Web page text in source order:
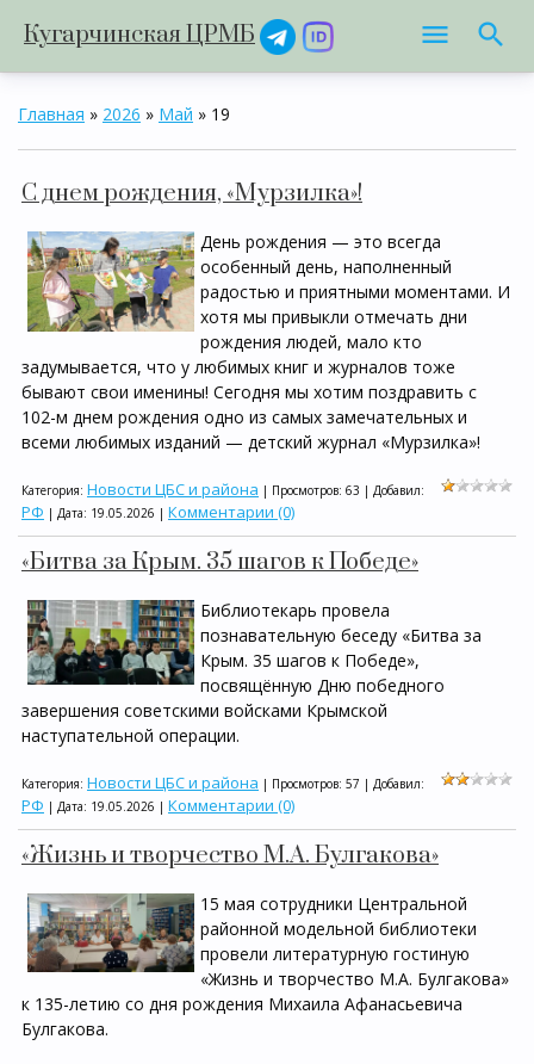
Кугарчинская ЦРМБ
Главная » 2026 » Май » 19
С днем рождения, «Мурзилка»!
День рождения — это всегда
особенный день, наполненный
радостью и приятными моментами. И
хотя мы привыкли отмечать дни
рождения людей, мало кто
задумывается, что у любимых книг и журналов тоже
бывают свои именины! Сегодня мы хотим поздравить с
102-м днем рождения одно из самых замечательных и
всеми любимых изданий — детский журнал «Мурзилка»!
Категория: Новости ЦБС и района | Просмотров: 63 | Добавил:
РФ | Дата: 19.05.2026 | Комментарии (0)
«Битва за Крым. 35 шагов к Победе»
Библиотекарь провела
познавательную беседу «Битва за
Крым. 35 шагов к Победе»,
посвящённую Дню победного
завершения советскими войсками Крымской
наступательной операции.
Категория: Новости ЦБС и района | Просмотров: 57 | Добавил:
РФ | Дата: 19.05.2026 | Комментарии (0)
«Жизнь и творчество М.А. Булгакова»
15 мая сотрудники Центральной
районной модельной библиотеки
провели литературную гостиную
«Жизнь и творчество М.А. Булгакова»
к 135-летию со дня рождения Михаила Афанасьевича
Булгакова.